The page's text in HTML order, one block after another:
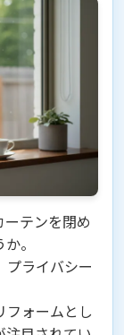
ーテンを閉め
。
プライバシー
フォームとし